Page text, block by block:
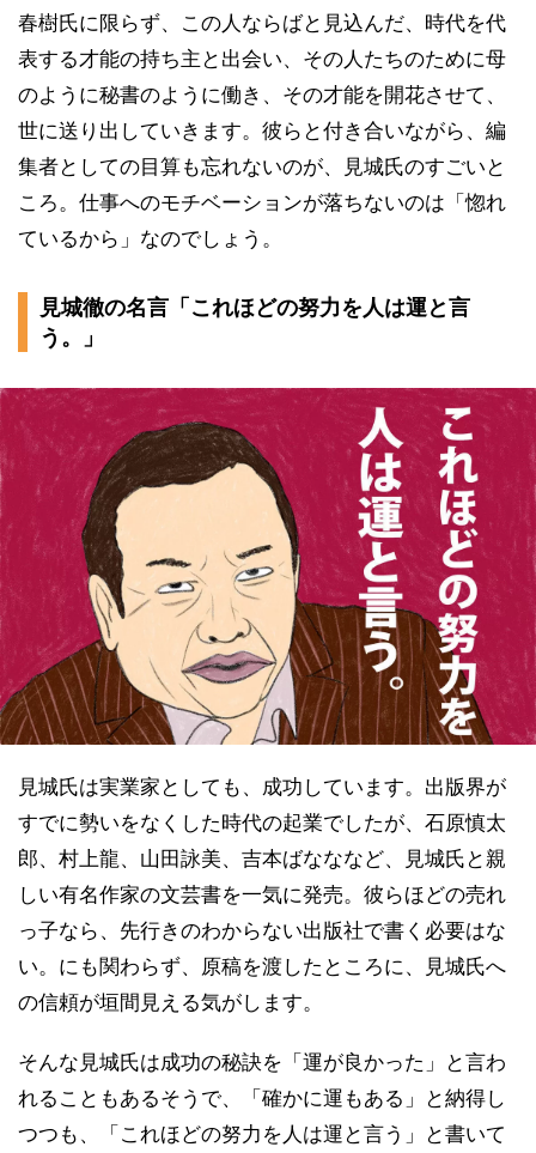
春樹氏に限らず、この人ならばと見込んだ、時代を代
表する才能の持ち主と出会い、その人たちのために母
のように秘書のように働き、その才能を開花させて、
世に送り出していきます。彼らと付き合いながら、編
集者としての目算も忘れないのが、見城氏のすごいと
ころ。仕事へのモチベーションが落ちないのは「惚れ
ているから」なのでしょう。
見城徹の名言「これほどの努力を人は運と言
う。」
見城氏は実業家としても、成功しています。出版界が
すでに勢いをなくした時代の起業でしたが、石原慎太
郎、村上龍、山田詠美、吉本ばなななど、見城氏と親
しい有名作家の文芸書を一気に発売。彼らほどの売れ
っ子なら、先行きのわからない出版社で書く必要はな
い。にも関わらず、原稿を渡したところに、見城氏へ
の信頼が垣間見える気がします。
そんな見城氏は成功の秘訣を「運が良かった」と言わ
れることもあるそうで、「確かに運もある」と納得し
つつも、「これほどの努力を人は運と言う」と書いて